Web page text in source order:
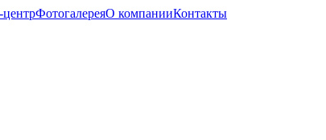
центрФотогалереяО компанииКонтакты